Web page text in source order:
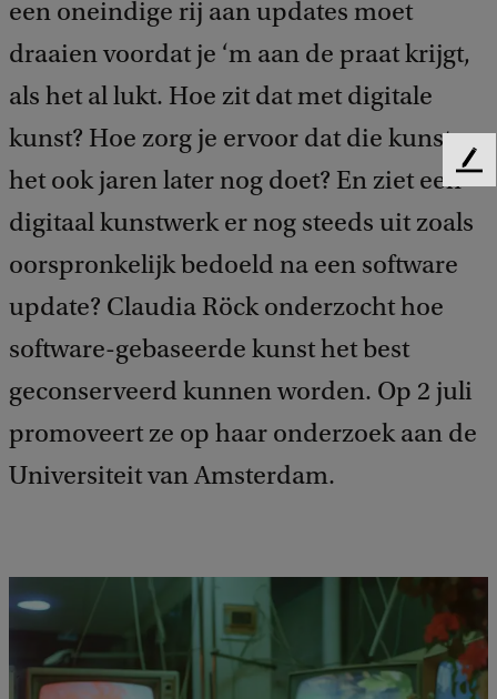
een oneindige rij aan updates moet
draaien voordat je ‘m aan de praat krijgt,
als het al lukt. Hoe zit dat met digitale
kunst? Hoe zorg je ervoor dat die kunst
het ook jaren later nog doet? En ziet een
digitaal kunstwerk er nog steeds uit zoals
oorspronkelijk bedoeld na een software
update? Claudia Röck onderzocht hoe
software-gebaseerde kunst het best
geconserveerd kunnen worden. Op 2 juli
promoveert ze op haar onderzoek aan de
Universiteit van Amsterdam.
F
e